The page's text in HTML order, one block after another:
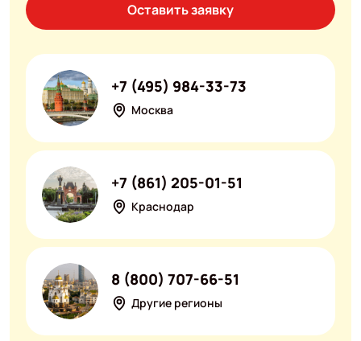
Оставить заявку
Москва
+7 (495) 984-33-73
Краснодар
+7 (861) 205-01-51
Другие регионы
8 (800) 707-66-51